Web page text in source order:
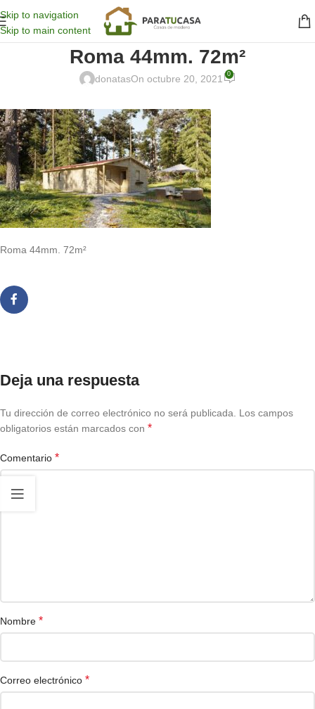
Skip to navigation
Skip to main content
Roma 44mm. 72m²
donatasOn octubre 20, 2021 0
Roma 44mm. 72m²
Deja una respuesta
Tu dirección de correo electrónico no será publicada.
Los campos
obligatorios están marcados con *
Comentario *
Nombre *
Correo electrónico *